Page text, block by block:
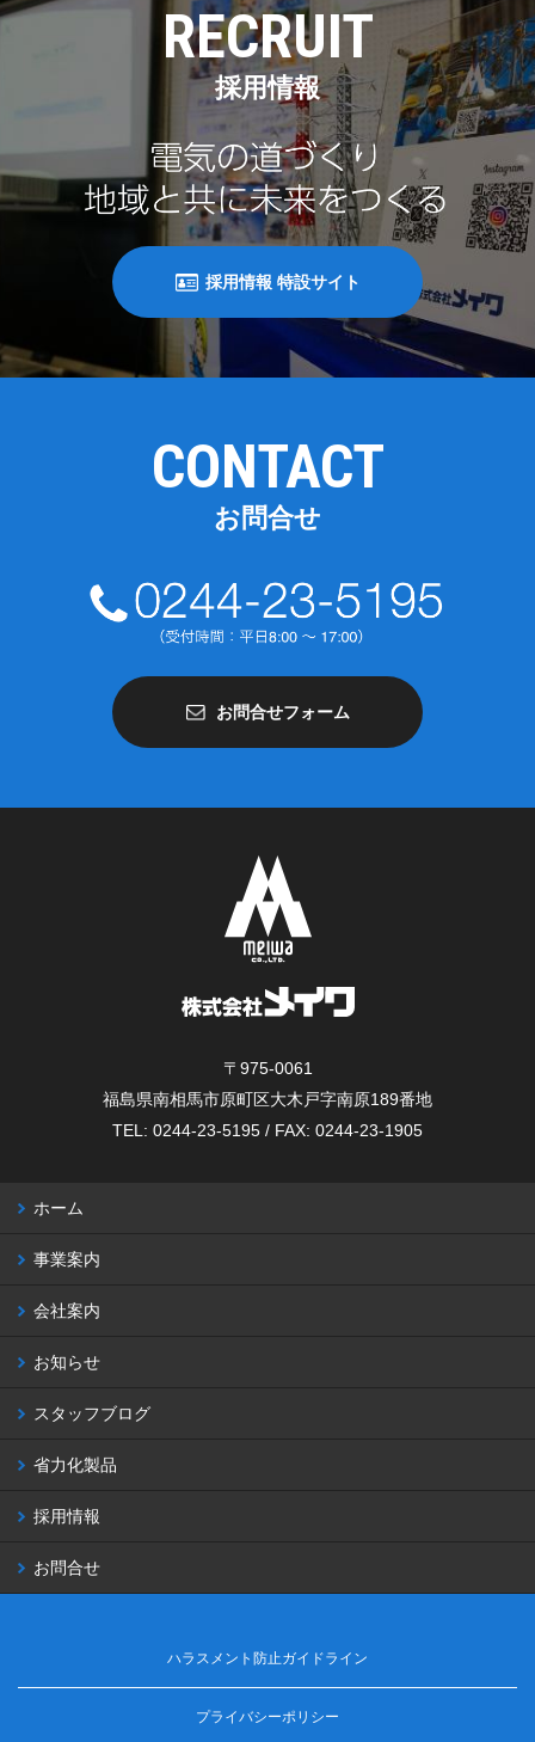
RECRUIT
採用情報
採用情報 特設サイト
CONTACT
お問合せ
お問合せフォーム
〒975-0061
福島県南相馬市原町区大木戸字南原189番地
TEL: 0244-23-5195 / FAX: 0244-23-1905
ホーム
事業案内
会社案内
お知らせ
スタッフブログ
省力化製品
採用情報
お問合せ
ハラスメント防止ガイドライン
プライバシーポリシー